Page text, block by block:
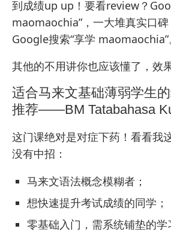
到成绩up up！要看review？
maomaochia”，一大堆真实口碑
Google搜索“享学 maomaochia”
其他的不用讲你也应该懂了，效
适合马来文基础薄弱学生
推荐——BM Tatabahasa
这门课绝对是对症下药！看看我
没有中招：
马来文语法概念模糊者；
想快速提升考试成绩的同学；
零基础入门，需系统铺垫的学